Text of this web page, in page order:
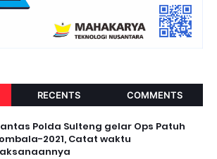
RECENTS COMMENTS
Polda Sulteng gelar Ops Patuh
2021, Catat waktu